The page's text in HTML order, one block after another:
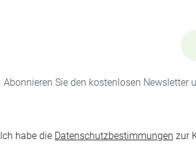
Abonnieren Sie den kostenlosen Newsletter
Ich habe die Datenschutzbestimmungen zur